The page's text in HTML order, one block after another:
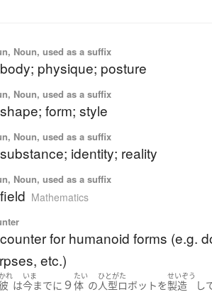
Noun, used as a suffix
body; physique; posture
Noun, used as a suffix
shape; form; style
Noun, used as a suffix
substance; identity; reality
Noun, used as a suffix
field Mathematics
counter for humanoid forms (e.g.
etc.)
れ
は
いま
今までに ９
たい
体 の
ひとがた
人型ロボットを
せいぞう
製造 し